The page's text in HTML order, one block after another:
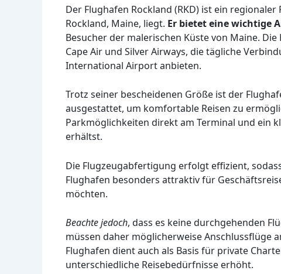
Der Flughafen Rockland (RKD) ist ein
Rockland, Maine, liegt. Er bietet eine wichtige
Besucher der malerischen Küste von Maine.
Cape Air und Silver Airways, die tägliche
International Airport anbieten.
Trotz seiner bescheidenen Größe ist der
ausgestattet, um komfortable Reisen zu
Parkmöglichkeiten direkt am Terminal und ein
erhältst.
Die Flugzeugabfertigung erfolgt effizient,
Flughafen besonders attraktiv für
möchten.
Beachte jedoch, dass es keine durchgehenden
müssen daher möglicherweise Anschlussflüge
Flughafen dient auch als Basis für private
unterschiedliche Reisebedürfnisse erhöht.